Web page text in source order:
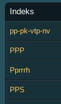
Indeks
pp-pk-vtp-nv
PPP
Pprrrh
PPS